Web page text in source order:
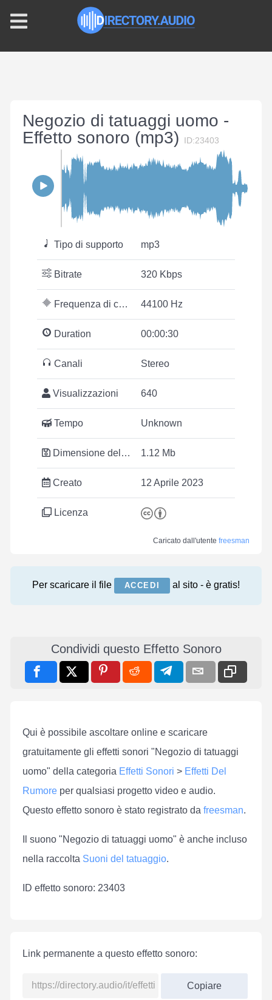
Negozio di tatuaggi uomo -
Effetto sonoro (mp3)
ID:23403
Tipo di supporto mp3
Bitrate 320 Kbps
Frequenza di campionamento 44100 Hz
Duration 00:00:30
Canali Stereo
Visualizzazioni 640
Tempo Unknown
Dimensione del file 1.12 Mb
Creato 12 Aprile 2023
Licenza
Caricato dall'utente freesman
Per scaricare il file ACCEDI al sito - è gratis!
Condividi questo Effetto Sonoro
Qui è possibile ascoltare online e scaricare
gratuitamente gli effetti sonori "Negozio di tatuaggi
uomo" della categoria Effetti Sonori > Effetti Del
Rumore per qualsiasi progetto video e audio.
Questo effetto sonoro è stato registrato da freesman.
Il suono "Negozio di tatuaggi uomo" è anche incluso
nella raccolta Suoni del tatuaggio.
ID effetto sonoro: 23403
Link permanente a questo effetto sonoro:
Copiare